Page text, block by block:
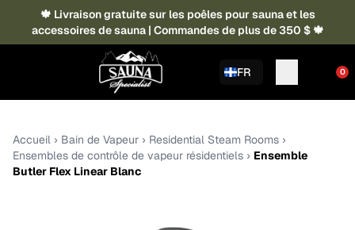
🍁 Livraison gratuite sur les poêles pour sauna et les
accessoires de sauna | Commandes de plus de 350 $ 🍁
FR 0
Accueil › Bain de Vapeur › Residential Steam Rooms ›
Ensembles de contrôle de vapeur résidentiels › Ensemble
Butler Flex Linear Blanc